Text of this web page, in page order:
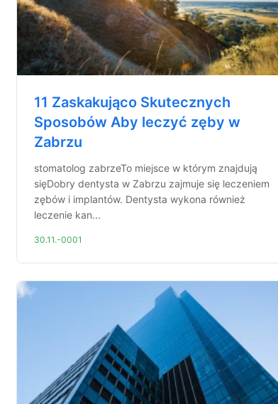
11 Zaskakująco Skutecznych
Sposobów Aby leczyć zęby w
Zabrzu
stomatolog zabrzeTo miejsce w którym znajdują
sięDobry dentysta w Zabrzu zajmuje się leczeniem
zębów i implantów. Dentysta wykona również
leczenie kan...
30.11.-0001